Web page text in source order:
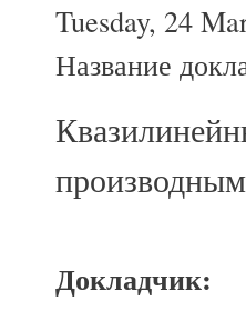
Tuesday, 24
Название
Докладчик: